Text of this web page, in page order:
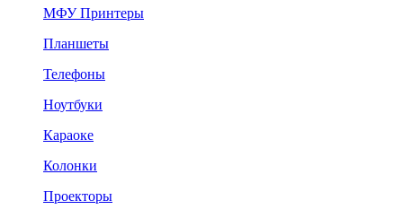
МФУ Принтеры
Планшеты
Телефоны
Ноутбуки
Караоке
Колонки
Проекторы